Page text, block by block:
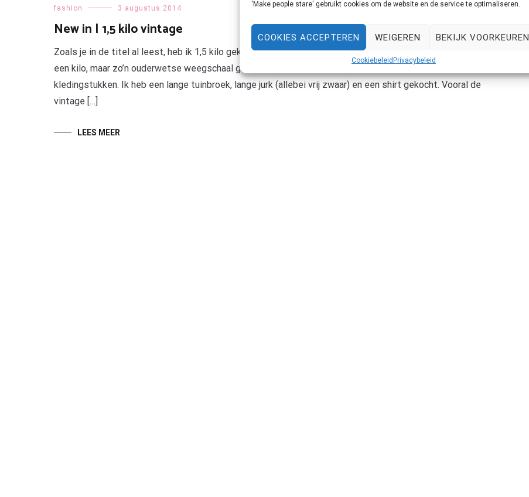
'Make people stare' gebruikt cookies om de website en de service te optimaliseren.
COOKIES ACCEPTEREN WEIGEREN BEKIJK VOORKEUREN
Cookiebeleid Privacybeleid
fashion 3 augustus 2014
New in | 1,5 kilo vintage
Zoals je in de titel al leest, heb ik 1,5 kilo gekocht bij Vintage per Kilo. Eigenlijk was het net iets meer dan
een kilo, maar zo’n ouderwetse weegschaal gaf blijkbaar meer aan. Omgerekend: €16 voor drie
kledingstukken. Ik heb een lange tuinbroek, lange jurk (allebei vrij zwaar) en een shirt gekocht. Vooral de
vintage […]
LEES MEER